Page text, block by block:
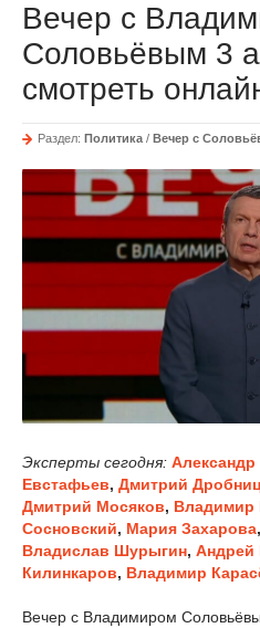
Вечер с
Соловьёвым 3
смотреть
Раздел: Политика / Вечер с
Эксперты сегодня: Александр
Евстафьев, Дмитрий
Дмитрий Мосяков, Владимир
Сосновский, Мария Захарова,
Владислав Шурыгин, Андрей
Килинкаров, Владимир
Вечер с Владимиром